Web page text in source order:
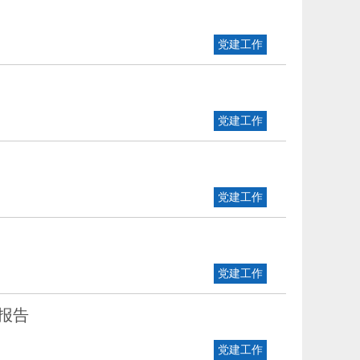
党建工作
党建工作
党建工作
党建工作
告
党建工作